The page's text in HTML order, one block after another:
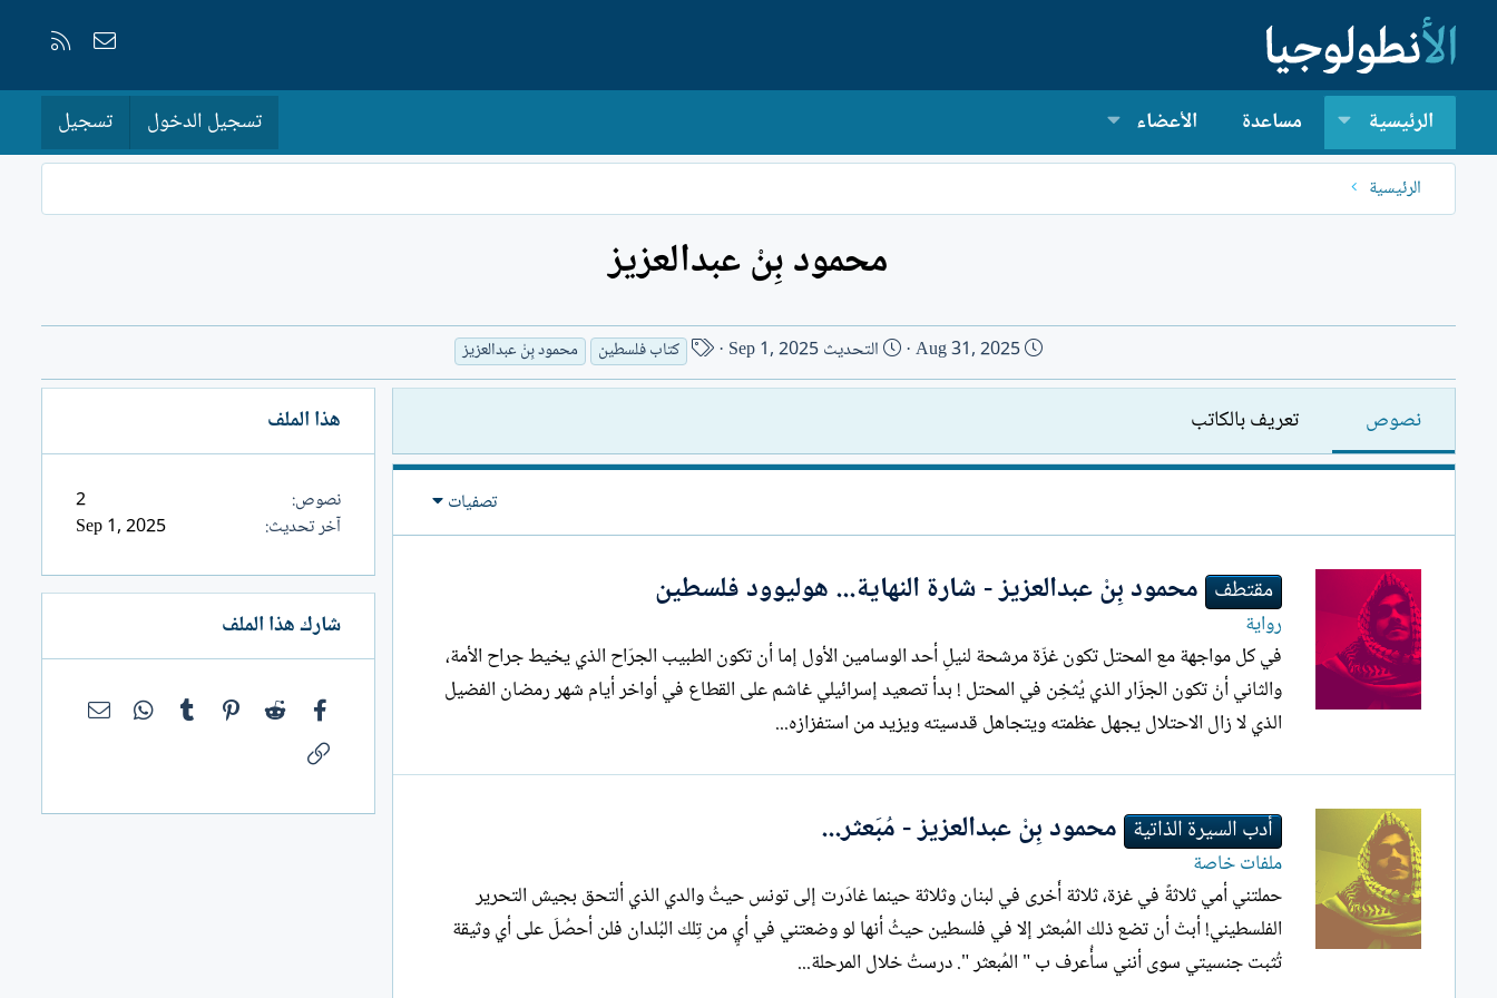
إتصل بنا
الرئيسية مساعدة الأعضاء تسجيل الدخول تسجيل
الرئيسية
محمود بِنْ عبدالعزيز
ت
ا
خ
إ
ش
Aug 31, 2025 التحديثSep 1, 2025
ا
س
ل
ت
كتاب فلسطين محمود بِنْ عبدالعزيز
نصوص تعريف بالكاتب
تصفيات
مقتطف محمود بِنْ عبدالعزيز - شارة النهاية... هوليوود فلسطين
رواية
في كل مواجهة مع المحتل تكون غزّة مرشحة لنيلِ أحد الوسامين الأول إما أن تكون الطبيب الجرّاح الذي يخيط جراح الأمة،
والثاني أنْ تكون الجزّار الذي يُثخِن في المحتل ! بدأ تصعيد إسرائيلي غاشم على القطاع في أواخر أيام شهر رمضان الفضيل
الذي لا زال الاحتلال يجهل عظمته ويتجاهل قدسيته ويزيد من استفزازه...
أدب السيرة الذاتية محمود بِنْ عبدالعزيز - مُبَعثر...
ملفات خاصة
حملتني أمي ثلاثةً في غزة، ثلاثة أُخرى في لبنان وثلاثة حينما غادَرت إلى تونس حيثُ والدي الذي ألتحق بجيش التحرير
الفلسطيني! أبتْ أن تضع ذلك المُبعثر إلا في فلسطين حيثُ أنها لو وضعتني في أيٍ من تِلك البُلدان فلن أحصُلَ على أي وثيقة
تُثبت جنسيتي سوى أنني سأُعرف ب " المُبعثر ". درستُ خلال المرحلة...
هذا الملف
نصوص
2
آخر تحديث
Sep 1, 2025
شارك هذا الملف
فيسبوك Reddit
Pinterest
Tumblr
WhatsApp